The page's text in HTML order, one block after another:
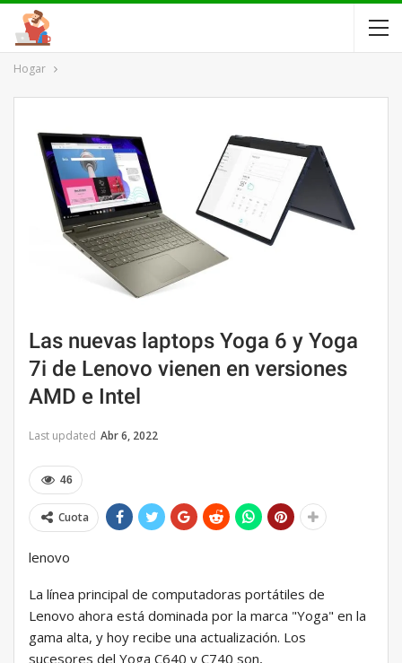
Hogar
Las nuevas laptops Yoga 6 y Yoga
7i de Lenovo vienen en versiones
AMD e Intel
Last updated Abr 6, 2022
46
Cuota
lenovo
La línea principal de computadoras portátiles de
Lenovo ahora está dominada por la marca "Yoga" en la
gama alta, y hoy recibe una actualización. Los
sucesores del Yoga C640 y C740 son,